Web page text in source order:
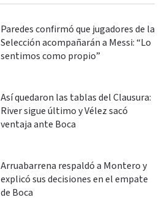
Paredes confirmó que jugadores de la
Selección acompañarán a Messi: “Lo
sentimos como propio”
Así quedaron las tablas del Clausura:
River sigue último y Vélez sacó
ventaja ante Boca
Arruabarrena respaldó a Montero y
explicó sus decisiones en el empate
de Boca